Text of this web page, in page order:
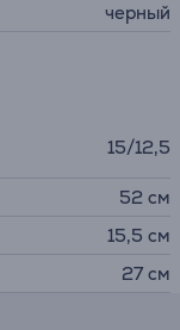
черный
15/12,5
52 см
15,5 см
27 см